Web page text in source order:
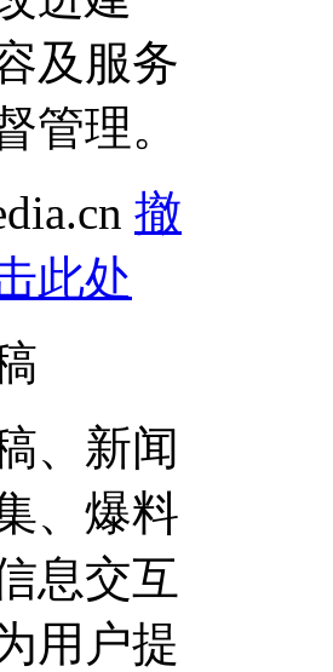
及服务
管理。
撤
此处
、新闻
、爆料
息交互
用户提